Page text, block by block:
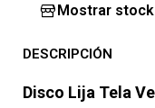
Mostrar
DESCRIPCIÓN
Disco Lija Tela